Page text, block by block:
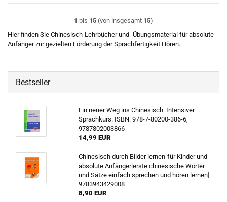
1 bis 15 (von insgesamt 15)
Hier finden Sie Chinesisch-Lehrbücher und -Übungsmaterial für absolute
Anfänger zur gezielten Förderung der Sprachfertigkeit Hören.
Bestseller
Ein neuer Weg ins Chinesisch: Intensiver
Sprachkurs. ISBN: 978-7-80200-386-6,
9787802003866
14,99 EUR
Chinesisch durch Bilder lernen-für Kinder und
absolute Anfänger[erste chinesische Wörter
und Sätze einfach sprechen und hören lernen]
9783943429008
8,90 EUR